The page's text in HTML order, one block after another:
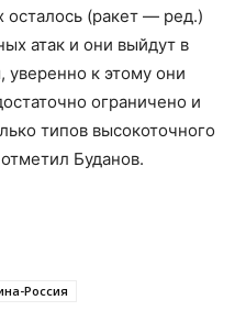
(ракет — ред.)
атак и они выйдут в
к этому они
ограничено и
типов высокоточного
Буданов.
Россия